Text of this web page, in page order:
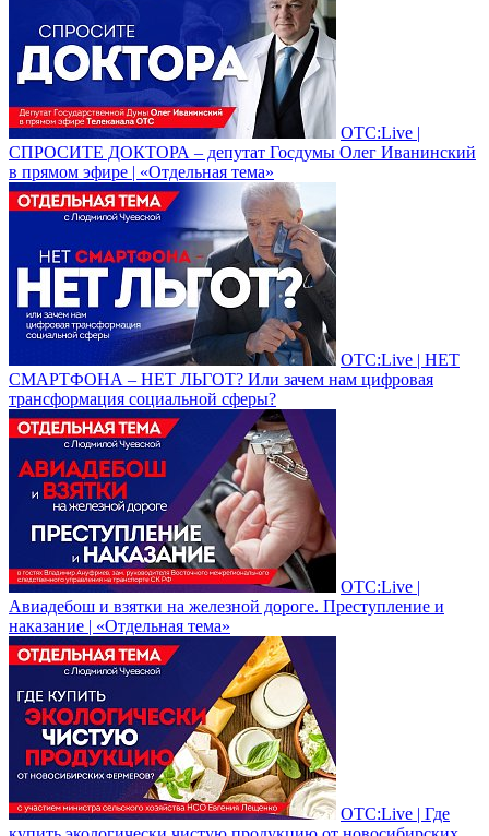
ОТС:Live |
СПРОСИТЕ ДОКТОРА – депутат Госдумы Олег Иванинский
в прямом эфире | «Отдельная тема»
ОТС:Live | НЕТ
СМАРТФОНА – НЕТ ЛЬГОТ? Или зачем нам цифровая
трансформация социальной сферы?
ОТС:Live |
Авиадебош и взятки на железной дороге. Преступление и
наказание | «Отдельная тема»
ОТС:Live | Где